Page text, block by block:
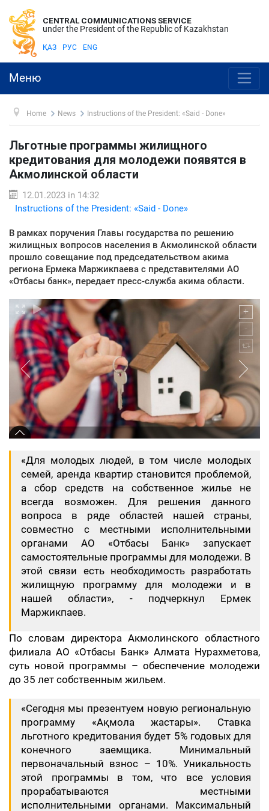
CENTRAL COMMUNICATIONS SERVICE
under the President of the Republic of Kazakhstan
ҚАЗ РУС ENG
Меню
Home News Instructions of the President: «Said - Done»
Льготные программы жилищного
кредитования для молодежи появятся в
Акмолинской области
12.01.2023 in 14:32
Instructions of the President: «Said - Done»
В рамках поручения Главы государства по решению
жилищных вопросов населения в Акмолинской области
прошло совещание под председательством акима
региона Ермека Маржикпаева с представителями АО
«Отбасы банк», передает пресс-служба акима области.
«Для молодых людей, в том числе молодых
семей, аренда квартир становится проблемой,
а сбор средств на собственное жилье не
всегда возможен. Для решения данного
вопроса в ряде областей нашей страны,
совместно с местными исполнительными
органами АО «Отбасы Банк» запускает
самостоятельные программы для молодежи. В
этой связи есть необходимость разработать
жилищную программу для молодежи и в
нашей области», - подчеркнул Ермек
Маржикпаев.
По словам директора Акмолинского областного
филиала АО «Отбасы Банк» Алмата Нурахметова,
суть новой программы – обеспечение молодежи
до 35 лет собственным жильем.
«Сегодня мы презентуем новую региональную
программу «Ақмола жастары». Ставка
льготного кредитования будет 5% годовых для
конечного заемщика. Минимальный
первоначальный взнос – 10%. Уникальность
этой программы в том, что все условия
прорабатываются местными
исполнительными органами. Максимальный